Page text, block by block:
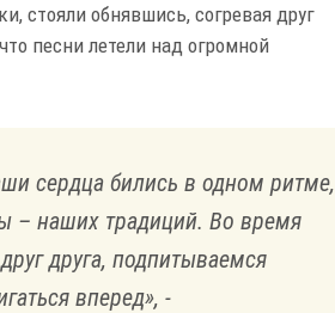
стояли обнявшись, согревая друг
песни летели над огромной
сердца бились в одном ритме,
– наших традиций. Во время
друга, подпитываемся
вперед», -